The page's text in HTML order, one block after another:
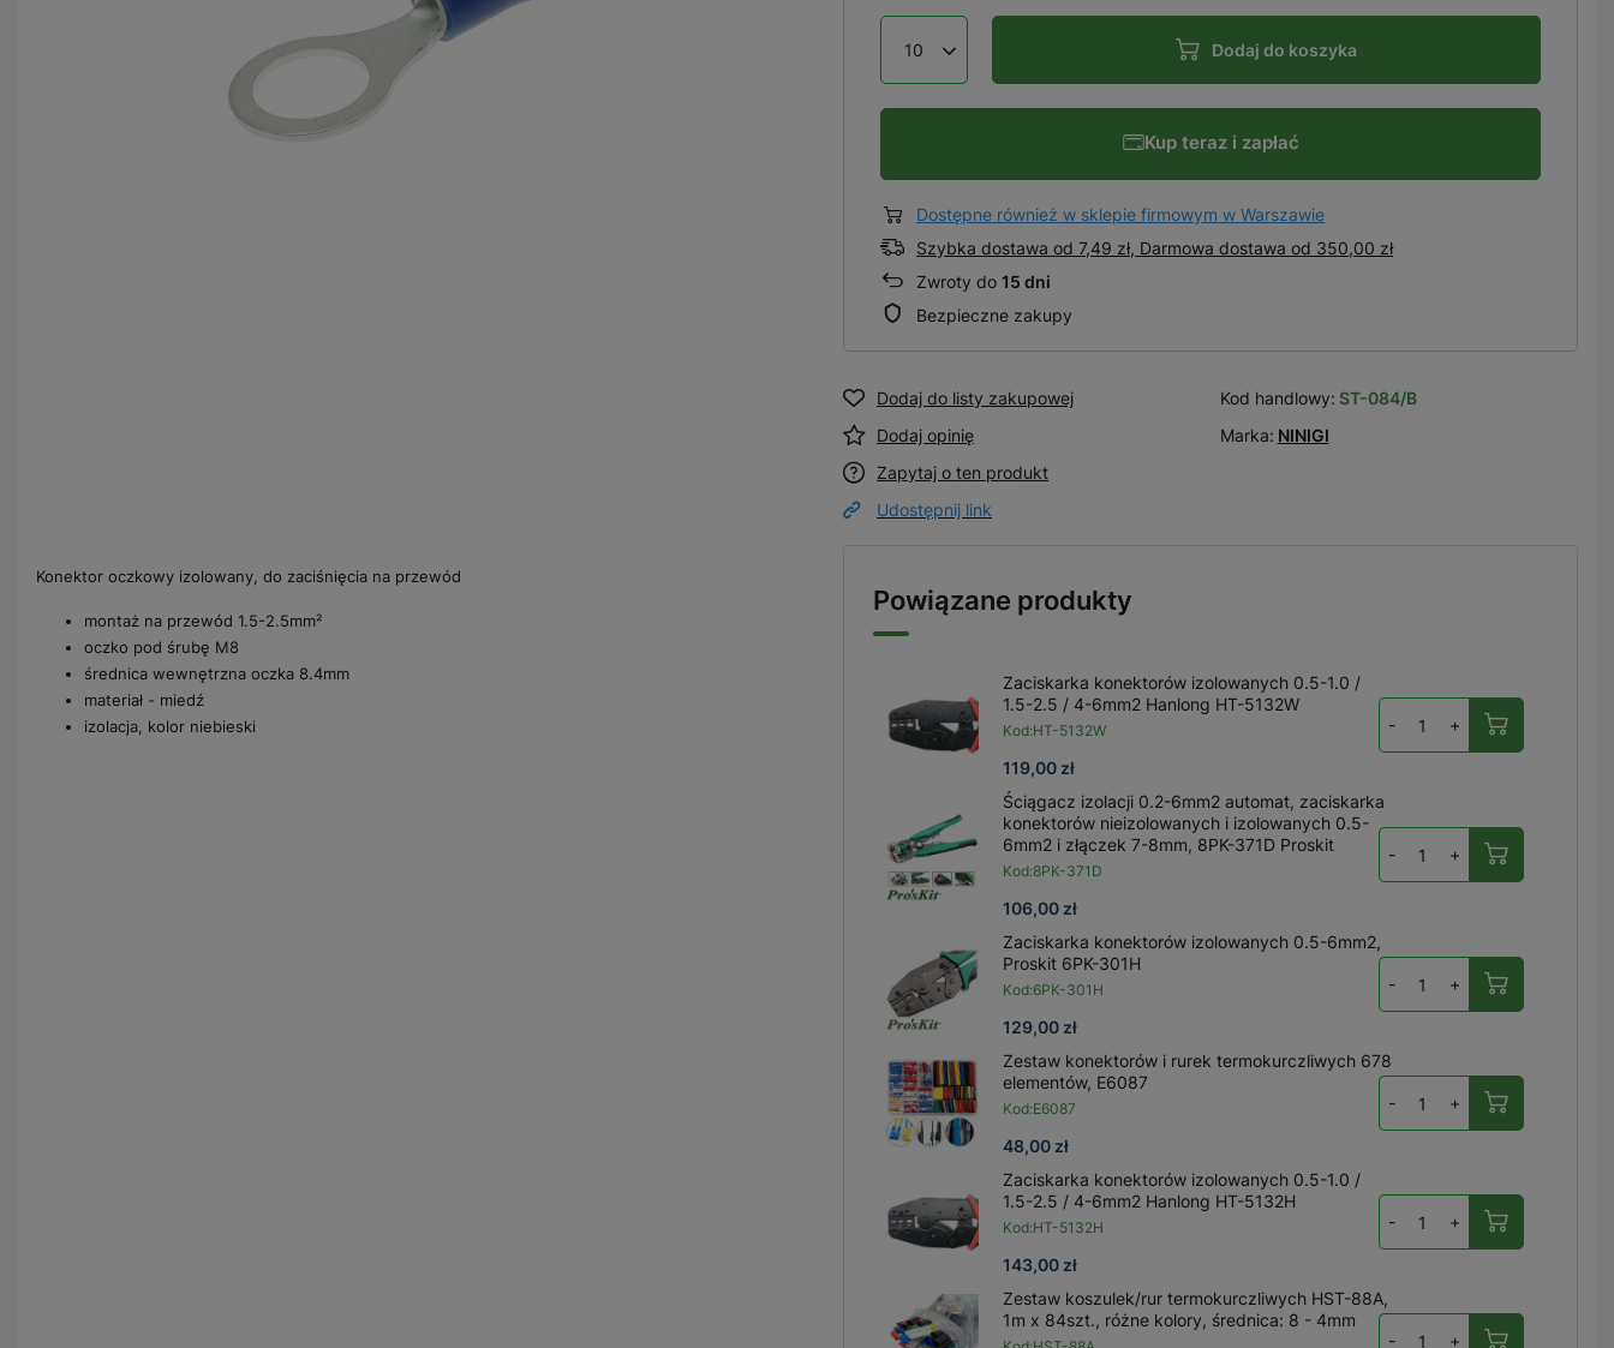
Dodaj do koszyka
Kup teraz i zapłać
Dostępne również w sklepie firmowym w Warszawie
Szybka dostawa od 7,49 zł, Darmowa dostawa od 350,00 zł
Zwroty do 15 dni
Bezpieczne zakupy
Dodaj do listy zakupowej
Dodaj opinię
Zapytaj o ten produkt
Udostępnij link
Kod handlowy: ST-084/B
Marka: NINIGI
Konektor oczkowy izolowany, do zaciśnięcia na przewód
montaż na przewód 1.5-2.5mm²
oczko pod śrubę M8
średnica wewnętrzna oczka 8.4mm
materiał - miedź
izolacja, kolor niebieski
Powiązane produkty
Zaciskarka konektorów izolowanych 0.5-1.0 /
1.5-2.5 / 4-6mm2 Hanlong HT-5132W
Kod:HT-5132W
119,00 zł
- +
Ściągacz izolacji 0.2-6mm2 automat, zaciskarka
konektorów nieizolowanych i izolowanych 0.5-
6mm2 i złączek 7-8mm, 8PK-371D Proskit
Kod:8PK-371D
106,00 zł
- +
Zaciskarka konektorów izolowanych 0.5-6mm2,
Proskit 6PK-301H
Kod:6PK-301H
129,00 zł
- +
Zestaw konektorów i rurek termokurczliwych 678
elementów, E6087
Kod:E6087
48,00 zł
- +
Zaciskarka konektorów izolowanych 0.5-1.0 /
1.5-2.5 / 4-6mm2 Hanlong HT-5132H
Kod:HT-5132H
143,00 zł
- +
Zestaw koszulek/rur termokurczliwych HST-88A,
1m x 84szt., różne kolory, średnica: 8 - 4mm
- +